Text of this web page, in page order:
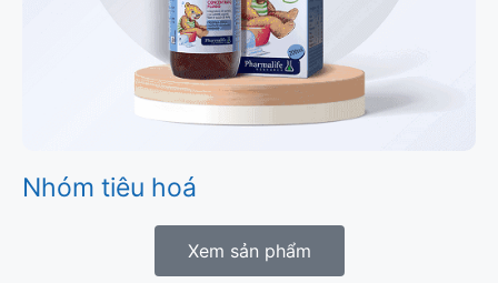
Nhóm tiêu hoá
Xem sản phẩm